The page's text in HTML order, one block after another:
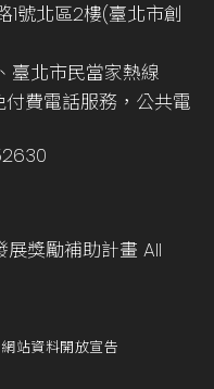
1號北區2樓(臺北市創
北市民當家熱線
費電話服務，公共電
獎勵補助計畫 All
網站資料開放宣告